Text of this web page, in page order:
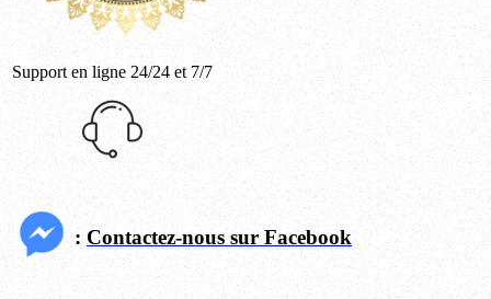
Support en ligne 24/24 et 7/7
: Contactez-nous sur Facebook